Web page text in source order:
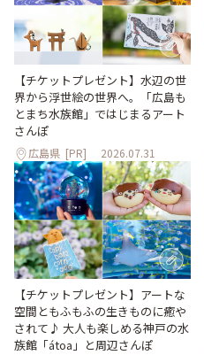
【チケットプレゼント】水辺の世
界から浮世絵の世界へ。「広島も
とまち水族館」ではじまるアート
さんぽ
広島県 [PR] 2026.07.31
【チケットプレゼント】アートな
空間ともふもふの生きものに癒や
されて♪ 大人も楽しめる神戸の水
族館「átoa」と周辺さんぽ